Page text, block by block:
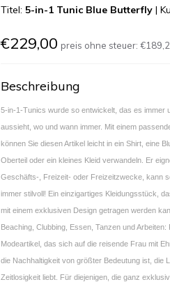
Titel:5-in-1 Tunic Blue Butterfly |
€229,00 preis ohne steuer:
Beschreibung
5-in-1-Tunics wurde so entwickelt, das es immer
aussieht, wo und wann immer. Mit einem
können Sie diesen Artikel leicht in ein Shirt, eine
Oberteil oder ein kleines Kleid verwandeln. Er
Geschäfts-, Freizeit- oder Freizeitzwecke, kann
immer stilvoll! Ein einzigartiges Kleidungsstück,
mit einem exklusiven Design getragen werden
Beaching, Clubbing, Essen, Tanzen und Arbeiten:
Modeartikel, das sich auf die reisende Frau mit
die Nachhaltigkeit von größter Bedeutung ist, die
Zeitlosigkeit liebt. Für diejenigen, die ganz